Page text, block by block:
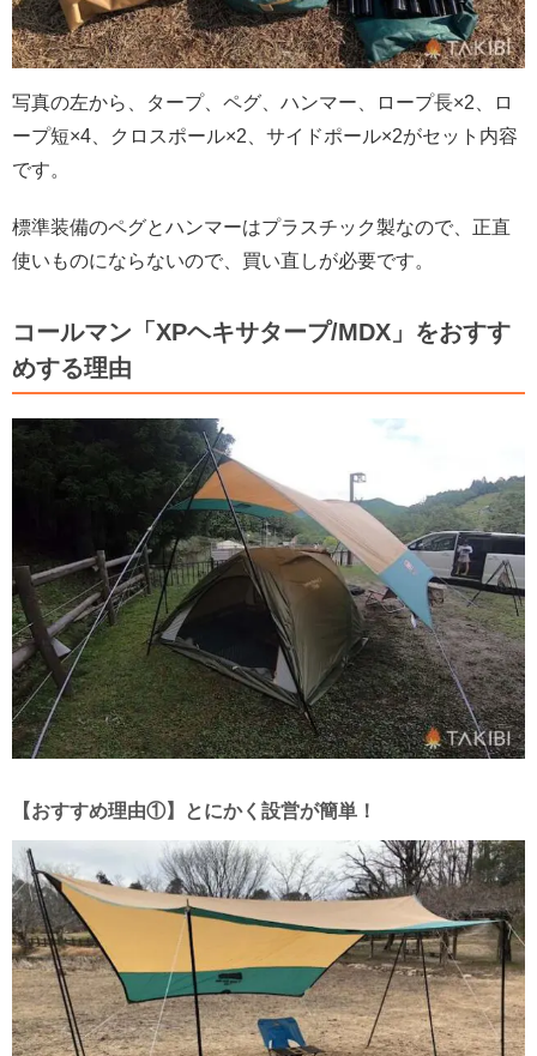
写真の左から、タープ、ペグ、ハンマー、ロープ長×2、ロ
ープ短×4、クロスポール×2、サイドポール×2がセット内容
です。
標準装備のペグとハンマーはプラスチック製なので、正直
使いものにならないので、買い直しが必要です。
コールマン「XPヘキサタープ/MDX」をおすす
めする理由
【おすすめ理由①】とにかく設営が簡単！